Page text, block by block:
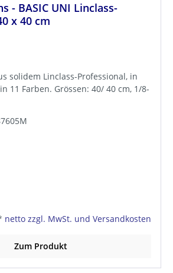
- BASIC UNI Linclass-
x 40 cm
solidem Linclass-Professional, in
11 Farben. Grössen: 40/ 40 cm, 1/8-
netto zzgl. MwSt. und Versandkosten
Zum Produkt